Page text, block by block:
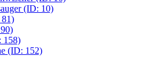
(ID: 10)
158)
(ID: 152)